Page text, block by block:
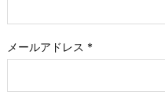
メールアドレス *